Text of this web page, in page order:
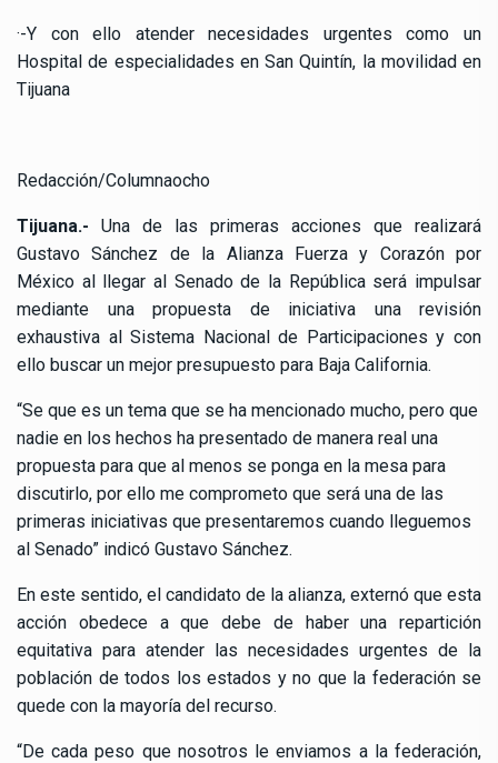
·-Y con ello atender necesidades urgentes como un
Hospital de especialidades en San Quintín, la movilidad en
Tijuana
Redacción/Columnaocho
Tijuana.- Una de las primeras acciones que realizará
Gustavo Sánchez de la Alianza Fuerza y Corazón por
México al llegar al Senado de la República será impulsar
mediante una propuesta de iniciativa una revisión
exhaustiva al Sistema Nacional de Participaciones y con
ello buscar un mejor presupuesto para Baja California.
“Se que es un tema que se ha mencionado mucho, pero que
nadie en los hechos ha presentado de manera real una
propuesta para que al menos se ponga en la mesa para
discutirlo, por ello me comprometo que será una de las
primeras iniciativas que presentaremos cuando lleguemos
al Senado” indicó Gustavo Sánchez.
En este sentido, el candidato de la alianza, externó que esta
acción obedece a que debe de haber una repartición
equitativa para atender las necesidades urgentes de la
población de todos los estados y no que la federación se
quede con la mayoría del recurso.
“De cada peso que nosotros le enviamos a la federación,